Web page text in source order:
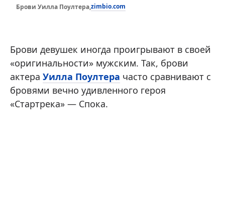
Брови Уилла Поултера,zimbio.com
Брови девушек иногда проигрывают в своей
«оригинальности» мужским. Так, брови
актера Уилла Поултера часто сравнивают с
бровями вечно удивленного героя
«Стартрека» — Спока.